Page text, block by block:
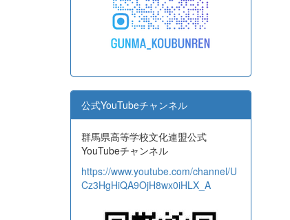
公式YouTubeチャンネル
群馬県高等学校文化連盟公式
YouTubeチャンネル
https://www.youtube.com/channel/U
Cz3HgHiQA9OjH8wx0iHLX_A